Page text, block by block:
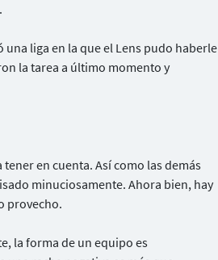
liga en la que el Lens pudo haberle
la tarea a último momento y
en cuenta. Así como las demás
minuciosamente. Ahora bien, hay
provecho.
la forma de un equipo es